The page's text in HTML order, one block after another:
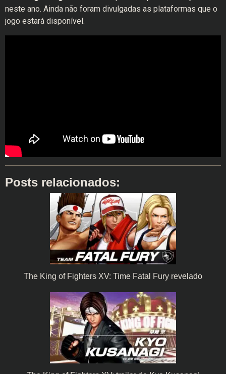
neste ano. Ainda não foram divulgadas as plataformas que o
jogo estará disponível.
Posts relacionados:
The King of Fighters XV: Time Fatal Fury revelado